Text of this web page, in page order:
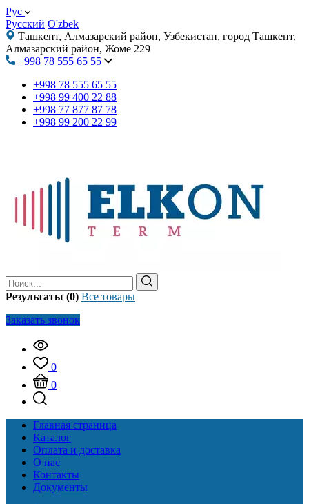
Рус
Русский O'zbek
Ташкент, Алмазарский район, Узбекистан, город Ташкент,
Алмазарский район, Жоме 229
+998 78 555 65 55
+998 78 555 65 55
+998 99 400 22 88
+998 77 877 87 78
+998 99 200 22 99
Результаты (0) Все товары
Заказать звонок
0
0
Главная страница
Каталог
Оплата и доставка
О нас
Контакты
Документы